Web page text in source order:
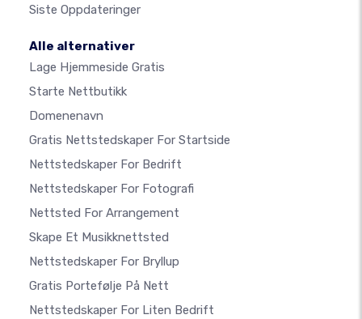
Siste Oppdateringer
Alle alternativer
Lage Hjemmeside Gratis
Starte Nettbutikk
Domenenavn
Gratis Nettstedskaper For Startside
Nettstedskaper For Bedrift
Nettstedskaper For Fotografi
Nettsted For Arrangement
Skape Et Musikknettsted
Nettstedskaper For Bryllup
Gratis Portefølje På Nett
Nettstedskaper For Liten Bedrift